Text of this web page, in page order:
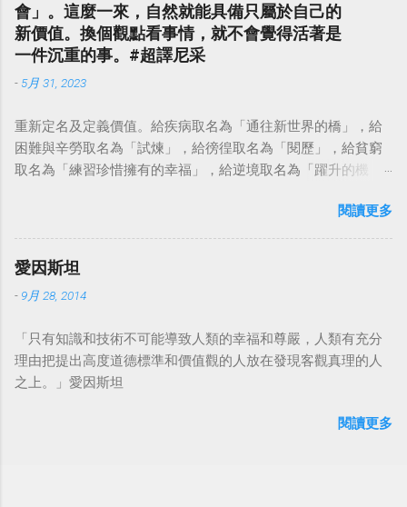
會」。這麼一來，自然就能具備只屬於自己的
新價值。換個觀點看事情，就不會覺得活著是
一件沉重的事。#超譯尼采
- 5月 31, 2023
重新定名及定義價值。給疾病取名為「通往新世界的橋」，給
困難與辛勞取名為「試煉」，給徬徨取名為「閱歷」，給貧窮
取名為「練習珍惜擁有的幸福」，給逆境取名為「躍升的機
點看事情，就不會覺得活著是一件沉重的事。#超譯尼采 — 中
華名言 - Chinese Quotes (@chinese_quotes) May 23, 2023
閱讀更多
愛因斯坦
- 9月 28, 2014
「只有知識和技術不可能導致人類的幸福和尊嚴，人類有充分
理由把提出高度道德標準和價值觀的人放在發現客觀真理的人
之上。」愛因斯坦
閱讀更多